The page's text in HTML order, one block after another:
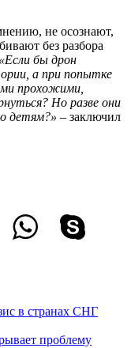
не осознают,
без разбора
«Если бы дрон
а при попытке
прохожими,
Но разве они
детям?» – заключил
в странах СНГ